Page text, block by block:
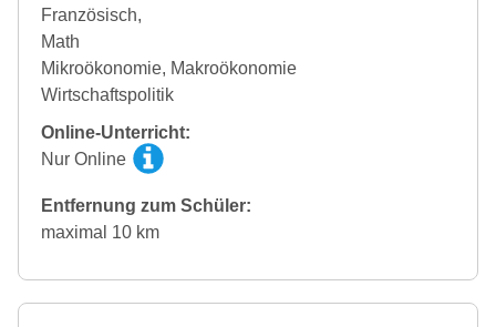
Französisch,
Math
Mikroökonomie, Makroökonomie
Wirtschaftspolitik
Online-Unterricht:
Nur Online
Entfernung zum Schüler:
maximal 10 km